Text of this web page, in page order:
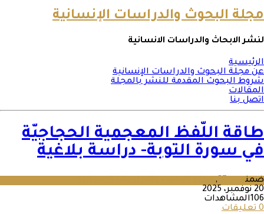
مجلة البحوث والدراسات الإنسانية
لنشر الابحاث والدراسات الانسانية
الرئيسية
عن مجلة البحوث والدراسات الإنسانية
شروط البحوث المقدمة للنشر بالمجلة
المقالات
اتصل بنا
طاقة اللّفظ المعجمية الحجاجيّة
في سورة التوبة- دراسة بلاغية
ضمن ,
20 نوفمبر، 2025
106المشاهدات
0 تعليقات